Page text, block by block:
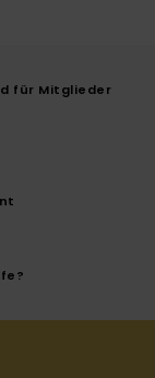
für Mitglieder